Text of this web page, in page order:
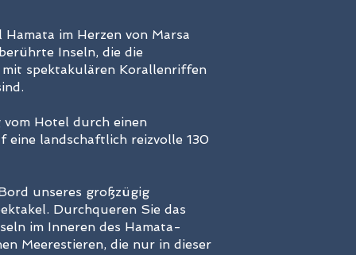
im Herzen von Marsa
Inseln, die die
spektakulären Korallenriffen
Hotel durch einen
eine landschaftlich reizvolle 130
unseres großzügig
Durchqueren Sie das
im Inneren des Hamata-
Meerestieren, die nur in dieser